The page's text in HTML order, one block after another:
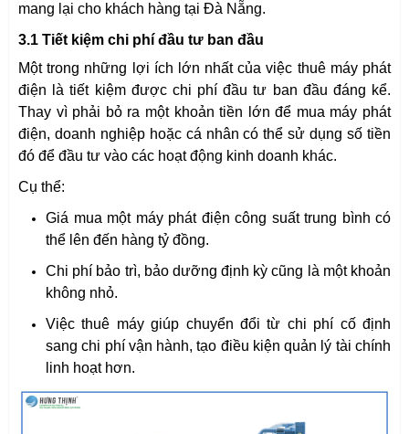
mang lại cho khách hàng tại Đà Nẵng.
3.1 Tiết kiệm chi phí đầu tư ban đầu
Một trong những lợi ích lớn nhất của việc thuê máy phát
điện là tiết kiệm được chi phí đầu tư ban đầu đáng kể.
Thay vì phải bỏ ra một khoản tiền lớn để mua máy phát
điện, doanh nghiệp hoặc cá nhân có thể sử dụng số tiền
đó để đầu tư vào các hoạt động kinh doanh khác.
Cụ thể:
Giá mua một máy phát điện công suất trung bình có
thể lên đến hàng tỷ đồng.
Chi phí bảo trì, bảo dưỡng định kỳ cũng là một khoản
không nhỏ.
Việc thuê máy giúp chuyển đổi từ chi phí cố định
sang chi phí vận hành, tạo điều kiện quản lý tài chính
linh hoạt hơn.